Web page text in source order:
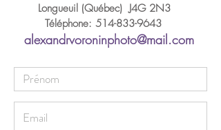
Longueuil (Québec) J4G 2N3
Téléphone: 514-833-9643
alexandrvoroninphoto@mail.com